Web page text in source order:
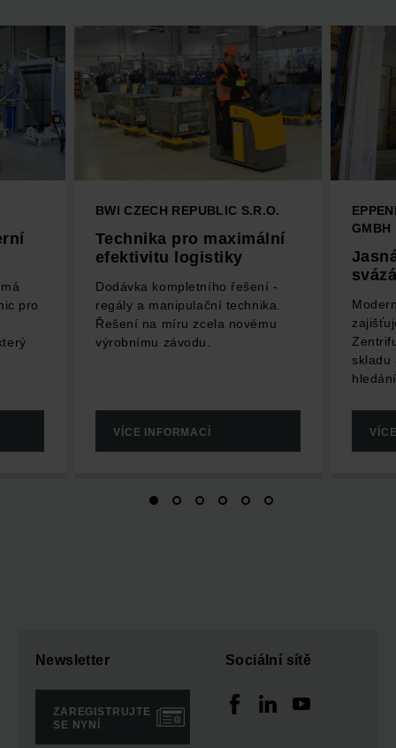
BWI CZECH REPUBLIC S.R.O.
Technika pro maximální
efektivitu logistiky
Dodávka kompletního řešení -
regály a manipulační technika.
Řešení na míru zcela novému
výrobnímu závodu.
VÍCE INFORMACÍ
GMBH
skladu
pro
Newsletter
ZAREGISTRUJTE
SE NYNÍ
Sociální sítě